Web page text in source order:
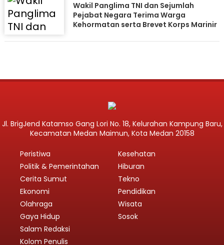
Wakil Panglima TNI dan Sejumlah
Pejabat Negara Terima Warga
Kehormatan serta Brevet Korps Marinir
Jl. BrigJend Katamso Gang Lori No. 18, Kelurahan Kampung Baru,
Kecamatan Medan Maimun, Kota Medan 20158
Peristiwa
Politik & Pemerintahan
Cerita Sumut
Ekonomi
Olahraga
Gaya Hidup
Kesehatan
Hiburan
Tekno
Pendidikan
Wisata
Sosok
Salam Redaksi
Kolom Penulis